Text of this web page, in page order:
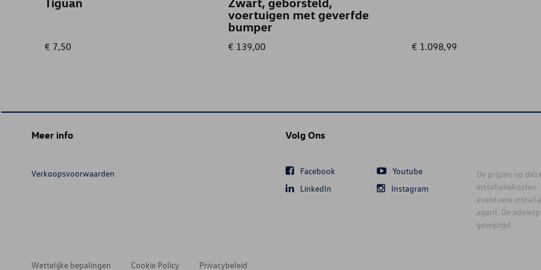
€ 7,50
voertuigen met geverfde
bumper
€ 139,00 € 1.098,99
Meer info
Verkoopsvoorwaarden
Volg Ons
Facebook
Youtube
LinkedIn
Instagram
De prijzen op
installatiekosten.
eventuele
agent. De
gewijzigd.
Wettelijke bepalingen Cookie Policy Privacybeleid